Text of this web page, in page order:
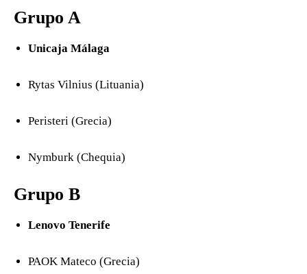
Grupo A
Unicaja Málaga
Rytas Vilnius (Lituania)
Peristeri (Grecia)
Nymburk (Chequia)
Grupo B
Lenovo Tenerife
PAOK Mateco (Grecia)